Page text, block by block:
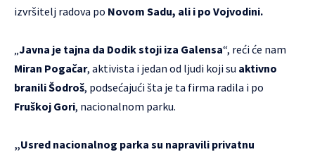
izvršitelj radova po Novom Sadu, ali i po Vojvodini.
Javna je tajna da Dodik stoji iza Galensa“, reći će nam
Miran Pogačar, aktivista i jedan od ljudi koji su aktivno
branili Šodroš, podsećajući šta je ta firma radila i po
Fruškoj Gori, nacionalnom parku.
„Usred nacionalnog parka su napravili privatnu